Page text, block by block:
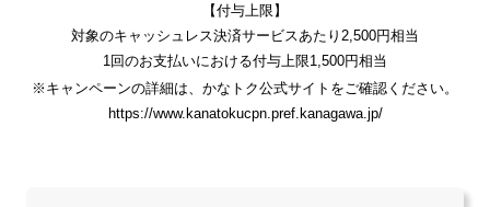
【付与上限】
対象のキャッシュレス決済サービスあたり2,500円相当
1回のお支払いにおける付与上限1,500円相当
※キャンペーンの詳細は、かなトク公式サイトをご確認ください。
https://www.kanatokucpn.pref.kanagawa.jp/